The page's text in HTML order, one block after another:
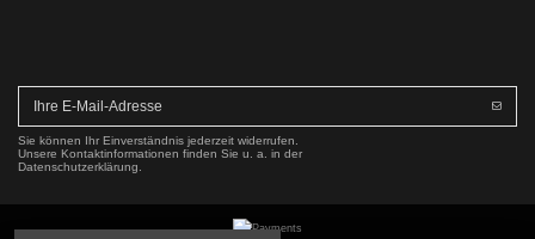
Sie können Ihr Einverständnis jederzeit widerrufen.
Unsere Kontaktinformationen finden Sie u. a. in der
Datenschutzerklärung.